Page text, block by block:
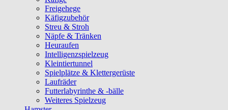
Freigehege
Käfigzubehör
Streu & Stroh
Näpfe & Tränken
Heuraufen
Intelligenzspielzeug
Kleintiertunnel
Spielplätze & Klettergerüste
Laufräder
Futterlabyrinthe & -bälle
Weiteres Spielzeug